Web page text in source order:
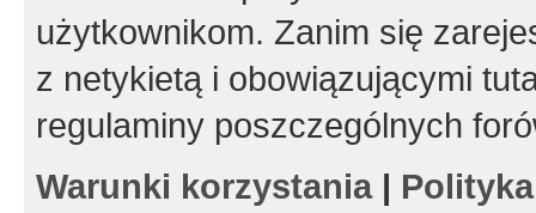
użytkownikom. Zanim się
z netykietą i obowiązującymi
regulaminy poszczególnych
Warunki korzystania|